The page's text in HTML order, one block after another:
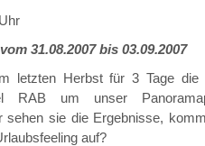
31.08.2007 bis 03.09.2007
letzten Herbst für 3 Tage die
RAB um unser
sehen sie die Ergebnisse,
auf?